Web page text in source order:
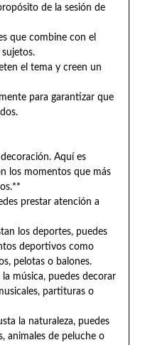
de la sesión de
que combine con el
el tema y creen un
para garantizar que
Aquí es
los momentos que más
prestar atención a
los deportes, puedes
deportivos como
pelotas o balones.
música, puedes decorar
partituras o
la naturaleza, puedes
animales de peluche o